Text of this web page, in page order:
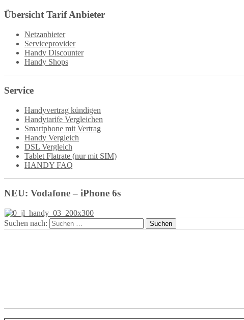
Übersicht Tarif Anbieter
Netzanbieter
Serviceprovider
Handy Discounter
Handy Shops
Service
Handyvertrag kündigen
Handytarife Vergleichen
Smartphone mit Vertrag
Handy Vergleich
DSL Vergleich
Tablet Flatrate (nur mit SIM)
HANDY FAQ
NEU: Vodafone – iPhone 6s
Suchen nach: